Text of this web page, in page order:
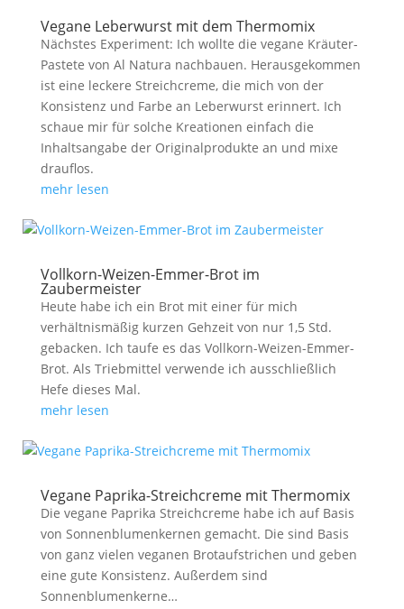
Vegane Leberwurst mit dem Thermomix
Nächstes Experiment: Ich wollte die vegane Kräuter-
Pastete von Al Natura nachbauen. Herausgekommen
ist eine leckere Streichcreme, die mich von der
Konsistenz und Farbe an Leberwurst erinnert. Ich
schaue mir für solche Kreationen einfach die
Inhaltsangabe der Originalprodukte an und mixe
drauflos.
mehr lesen
Vollkorn-Weizen-Emmer-Brot im
Zaubermeister
Heute habe ich ein Brot mit einer für mich
verhältnismäßig kurzen Gehzeit von nur 1,5 Std.
gebacken. Ich taufe es das Vollkorn-Weizen-Emmer-
Brot. Als Triebmittel verwende ich ausschließlich
Hefe dieses Mal.
mehr lesen
Vegane Paprika-Streichcreme mit Thermomix
Die vegane Paprika Streichcreme habe ich auf Basis
von Sonnenblumenkernen gemacht. Die sind Basis
von ganz vielen veganen Brotaufstrichen und geben
eine gute Konsistenz. Außerdem sind
Sonnenblumenkerne…